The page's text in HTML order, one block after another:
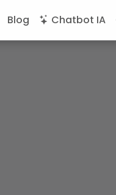
Blog Chatbot IA